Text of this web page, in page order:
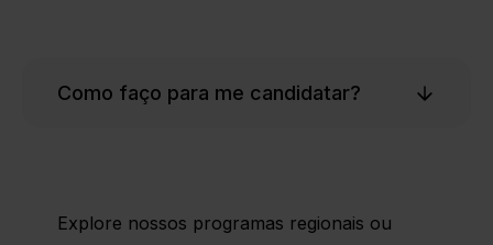
Como faço para me candidatar?
Explore nossos programas regionais ou